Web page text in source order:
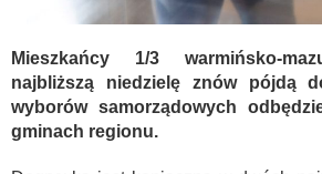
Mieszkańcy 1/3 warmińsko-
najbliższą niedzielę znów pójdą
wyborów samorządowych
gminach regionu.